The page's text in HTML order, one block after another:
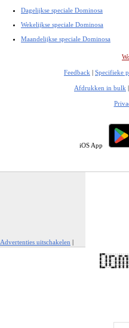
Dagelijkse speciale Dominosa
Wekelijkse speciale Dominosa
Maandelijkse speciale Dominosa
Feedback | Specifieke
Afdrukken in bulk |
iOS App
Advertenties uitschakelen |